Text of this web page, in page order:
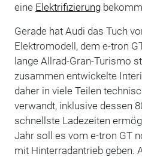
eine Elektrifizierung
Gerade hat Audi das Tuch
Elektromodell, dem e-tron
lange Allrad-Gran-Turismo
zusammen entwickelte
daher in viele Teilen
verwandt, inklusive dessen
schnellste Ladezeiten
Jahr soll es vom e-tron GT
mit Hinterradantrieb geben.